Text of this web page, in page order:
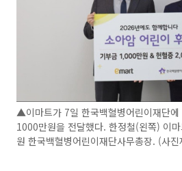
▲이마트가 7일 한국백혈병어린이재단
1000만원을 전달했다. 한정철(왼쪽) 이
원 한국백혈병어린이재단사무총장. (사